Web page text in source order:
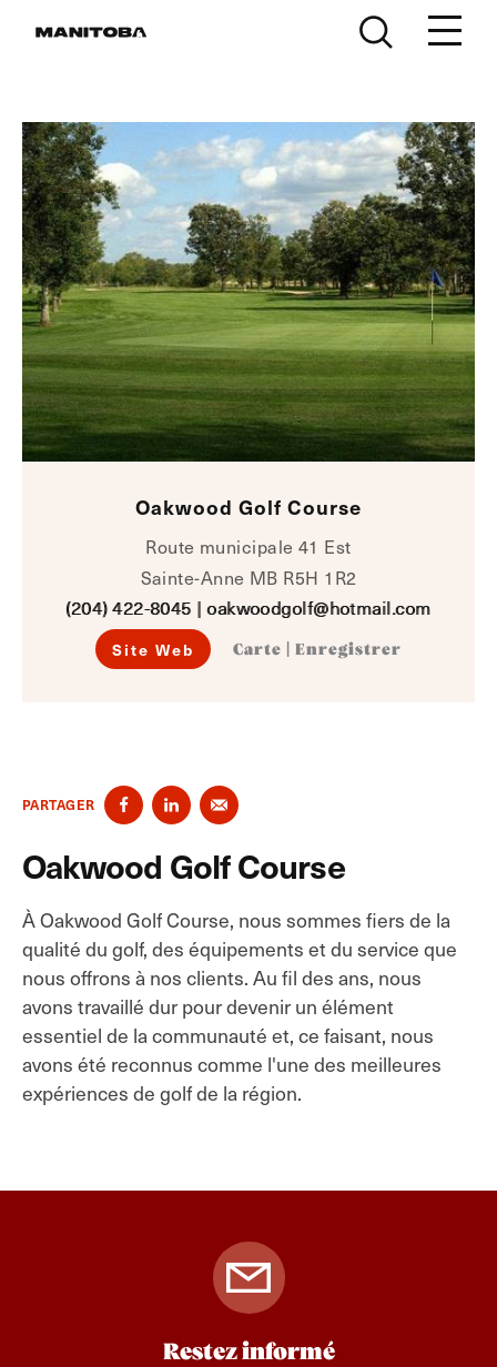
Oakwood Golf Course
Route municipale 41 Est
Sainte-Anne MB R5H 1R2
(204) 422-8045 | oakwoodgolf@hotmail.com
Site Web Carte Enregistrer
PARTAGER
Oakwood Golf Course
À Oakwood Golf Course, nous sommes fiers de la
qualité du golf, des équipements et du service que
nous offrons à nos clients. Au fil des ans, nous
avons travaillé dur pour devenir un élément
essentiel de la communauté et, ce faisant, nous
avons été reconnus comme l'une des meilleures
expériences de golf de la région.
Restez informé